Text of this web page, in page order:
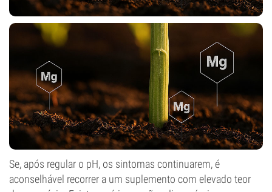
Se, após regular o pH, os sintomas continuarem, é
aconselhável recorrer a um suplemento com elevado teor